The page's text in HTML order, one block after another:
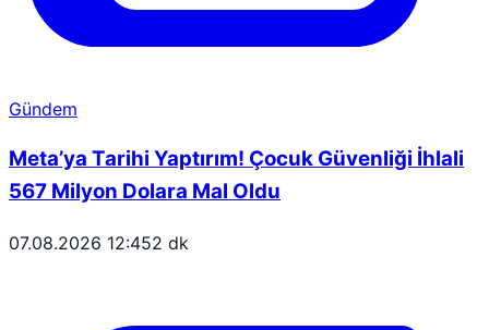
Gündem
Meta’ya Tarihi Yaptırım! Çocuk Güvenliği İhlali
567 Milyon Dolara Mal Oldu
07.08.2026 12:452 dk